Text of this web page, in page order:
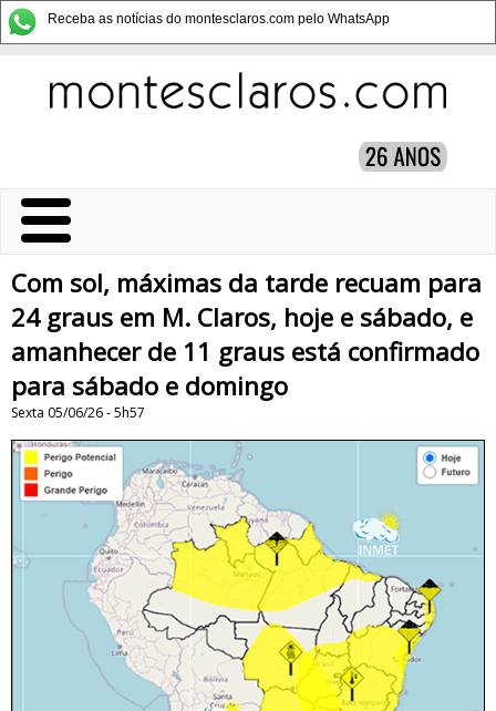
Receba as notícias do montesclaros.com pelo WhatsApp
Com sol, máximas da tarde recuam para
24 graus em M. Claros, hoje e sábado, e
amanhecer de 11 graus está confirmado
para sábado e domingo
Sexta 05/06/26 - 5h57